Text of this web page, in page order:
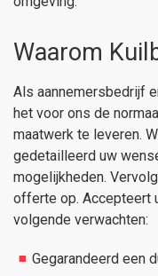
Waarom
Als aannemersbedrijf
het voor ons de
maatwerk te leveren.
gedetailleerd uw
mogelijkheden.
offerte op. Accepteert
volgende verwachten:
Gegarandeerd een